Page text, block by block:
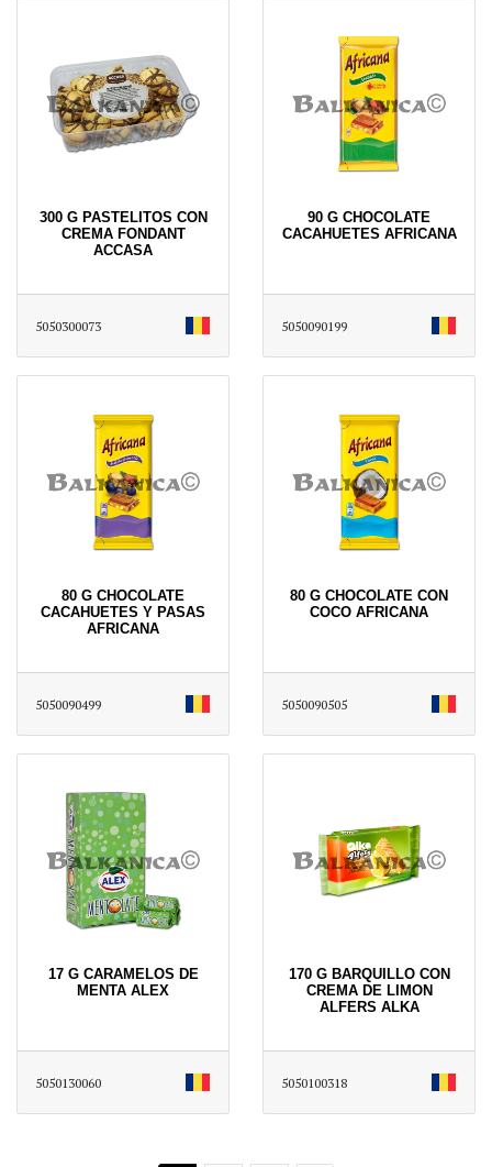
300 G PASTELITOS CON
CREMA FONDANT
ACCASA
5050300073
90 G CHOCOLATE
CACAHUETES AFRICANA
5050090199
80 G CHOCOLATE
CACAHUETES Y PASAS
AFRICANA
5050090499
80 G CHOCOLATE CON
COCO AFRICANA
5050090505
17 G CARAMELOS DE
MENTA ALEX
5050130060
170 G BARQUILLO CON
CREMA DE LIMON
ALFERS ALKA
5050100318